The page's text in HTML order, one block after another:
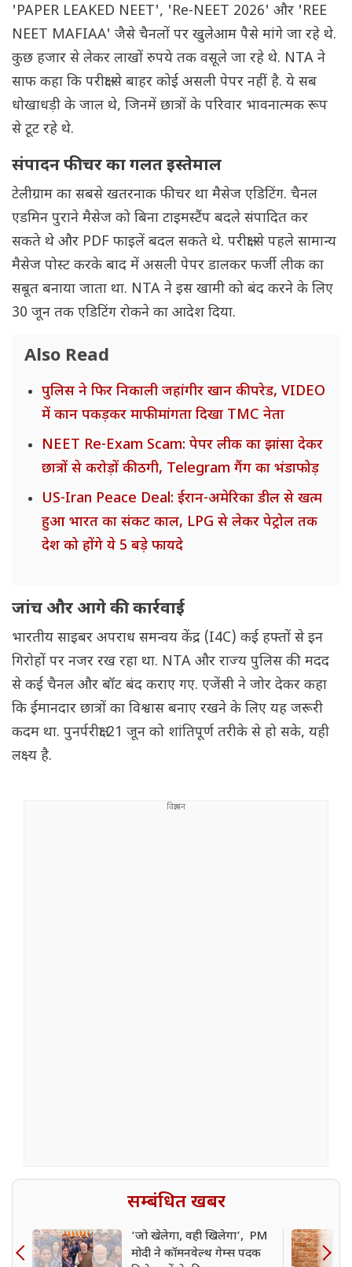
'PAPER LEAKED NEET', 'Re-NEET 2026' और 'REE
NEET MAFIAA' जैसे चैनलों पर खुलेआम पैसे मांगे जा रहे थे.
कुछ हजार से लेकर लाखों रुपये तक वसूले जा रहे थे. NTA ने
साफ कहा कि परीक्षा से बाहर कोई असली पेपर नहीं है. ये सब
धोखाधड़ी के जाल थे, जिनमें छात्रों के परिवार भावनात्मक रूप
से टूट रहे थे.
संपादन फीचर का गलत इस्तेमाल
टेलीग्राम का सबसे खतरनाक फीचर था मैसेज एडिटिंग. चैनल
एडमिन पुराने मैसेज को बिना टाइमस्टैंप बदले संपादित कर
सकते थे और PDF फाइलें बदल सकते थे. परीक्षा से पहले सामान्य
मैसेज पोस्ट करके बाद में असली पेपर डालकर फर्जी लीक का
सबूत बनाया जाता था. NTA ने इस खामी को बंद करने के लिए
30 जून तक एडिटिंग रोकने का आदेश दिया.
Also Read
पुलिस ने फिर निकाली जहांगीर खान की परेड, VIDEO
में कान पकड़कर माफी मांगता दिखा TMC नेता
NEET Re-Exam Scam: पेपर लीक का झांसा देकर
छात्रों से करोड़ों की ठगी, Telegram गैंग का भंडाफोड़
US-Iran Peace Deal: ईरान-अमेरिका डील से खत्म
हुआ भारत का संकट काल, LPG से लेकर पेट्रोल तक
देश को होंगे ये 5 बड़े फायदे
जांच और आगे की कार्रवाई
भारतीय साइबर अपराध समन्वय केंद्र (I4C) कई हफ्तों से इन
गिरोहों पर नजर रख रहा था. NTA और राज्य पुलिस की मदद
से कई चैनल और बॉट बंद कराए गए. एजेंसी ने जोर देकर कहा
कि ईमानदार छात्रों का विश्वास बनाए रखने के लिए यह जरूरी
कदम था. पुनर्परीक्षा 21 जून को शांतिपूर्ण तरीके से हो सके, यही
लक्ष्य है.
सम्बंधित खबर
‘जो खेलेगा, वही खिलेगा’, PM
मोदी ने कॉमनवेल्थ गेम्स पदक